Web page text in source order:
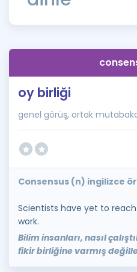
Kampanyalar
İngilizce Gramer
oy birliği
genel görüş, ortak
Consensus (n) ingilizce
Scientists have yet to
work.
Bilim insanları, nasıl
fikir birliğine varmış